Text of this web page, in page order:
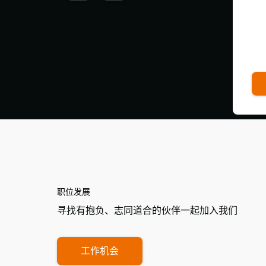
职位发展
寻找有抱负、志同道合的伙伴一起加入我们
工作机会